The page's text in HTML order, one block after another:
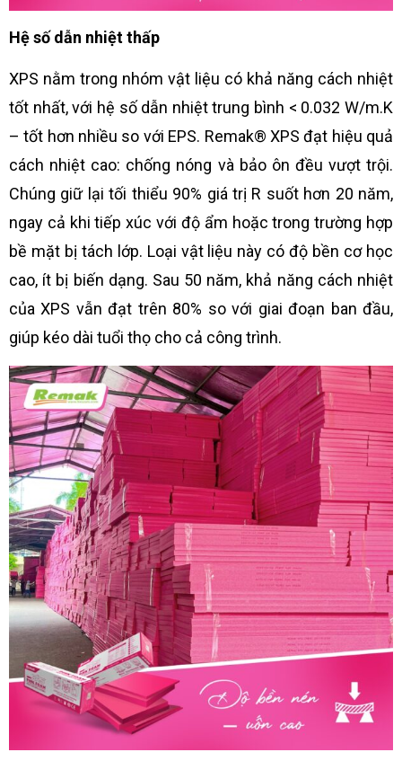
Hệ số dẫn nhiệt thấp
XPS nằm trong nhóm vật liệu có khả năng cách nhiệt
tốt nhất, với hệ số dẫn nhiệt trung bình < 0.032 W/m.K
– tốt hơn nhiều so với EPS. Remak® XPS đạt hiệu quả
cách nhiệt cao: chống nóng và bảo ôn đều vượt trội.
Chúng giữ lại tối thiểu 90% giá trị R suốt hơn 20 năm,
ngay cả khi tiếp xúc với độ ẩm hoặc trong trường hợp
bề mặt bị tách lớp. Loại vật liệu này có độ bền cơ học
cao, ít bị biến dạng. Sau 50 năm, khả năng cách nhiệt
của XPS vẫn đạt trên 80% so với giai đoạn ban đầu,
giúp kéo dài tuổi thọ cho cả công trình.